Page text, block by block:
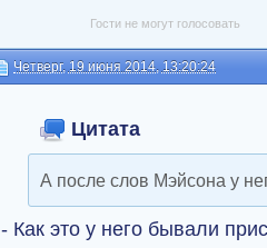
Гости не могут голосовать
Четверг, 19 июня 2014, 13:20:24
Цитата
А после слов Мэйсона у
- Как это у него бывали